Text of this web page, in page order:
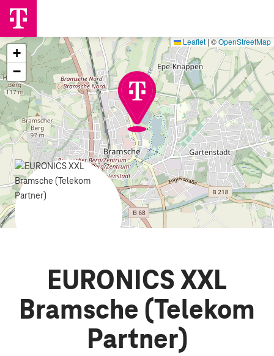
+
−
Leaflet | ©OpenStreetMap
EURONICS XXL
Bramsche (Telekom
Partner)